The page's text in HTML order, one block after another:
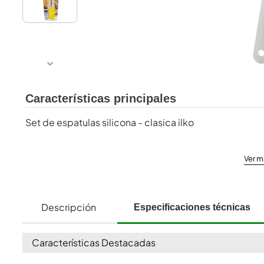
Características principales
Set de espatulas silicona - clasica ilko
Ver
Descripción Especificaciones técnicas
Características Destacadas